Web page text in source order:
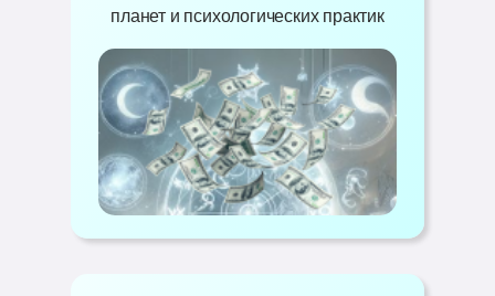
планет и психологических практик